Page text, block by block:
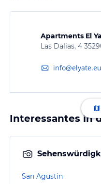
Apartments El
Las Dalias, 4
info@elyate.eu
Interessantes in
San Agustin